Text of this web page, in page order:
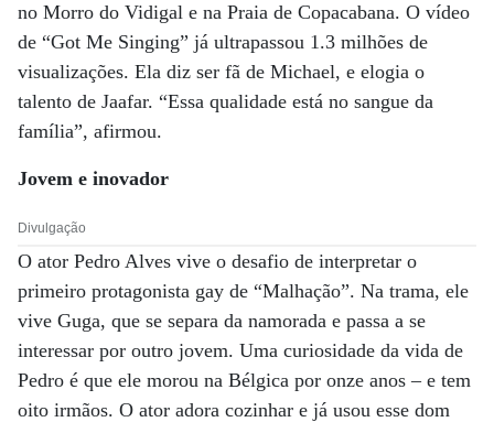
no Morro do Vidigal e na Praia de Copacabana. O vídeo
de “Got Me Singing” já ultrapassou 1.3 milhões de
visualizações. Ela diz ser fã de Michael, e elogia o
talento de Jaafar. “Essa qualidade está no sangue da
família”, afirmou.
Jovem e inovador
Divulgação
O ator Pedro Alves vive o desafio de interpretar o
primeiro protagonista gay de “Malhação”. Na trama, ele
vive Guga, que se separa da namorada e passa a se
interessar por outro jovem. Uma curiosidade da vida de
Pedro é que ele morou na Bélgica por onze anos – e tem
oito irmãos. O ator adora cozinhar e já usou esse dom